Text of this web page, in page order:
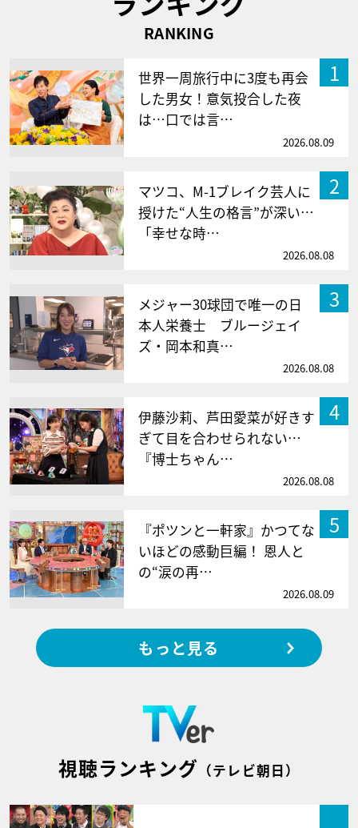
RANKING
1
世界一周旅行中に3度も再会
した男女！意気投合した夜
は…口では言…
2026.08.09
2
マツコ、M-1ブレイク芸人に
授けた“人生の格言”が深い…
「幸せな時…
2026.08.08
3
メジャー30球団で唯一の日
本人栄養士 ブルージェイ
ズ・岡本和真…
2026.08.08
4
伊藤沙莉、芦田愛菜が好きす
ぎて目を合わせられない…
『博士ちゃん…
2026.08.08
5
『ポツンと一軒家』かつてな
いほどの感動巨編！ 恩人と
の“涙の再…
2026.08.09
もっと見る
視聴ランキング （テレビ朝日）